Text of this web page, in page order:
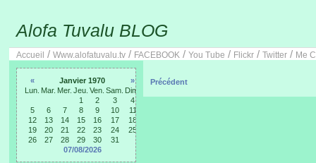
Alofa Tuvalu BLOG
Accueil / Www.alofatuvalu.tv / FACEBOOK / You Tube / Flickr / Twitter / Me
« Janvier 1970
»
Lun. Mar. Mer. Jeu. Ven. Sam. Dim.
1
2 3
4
5
6 7 8 9 10
11
12
13 14 15 16 17
18
19
20 21 22 23 24
25
26
27 28 29 30
31
07/08/2026
Précédent